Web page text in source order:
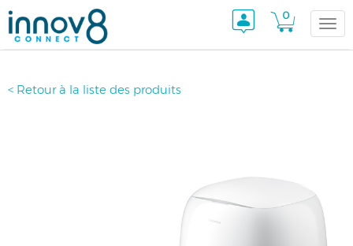
0
< Retour à la liste des produits